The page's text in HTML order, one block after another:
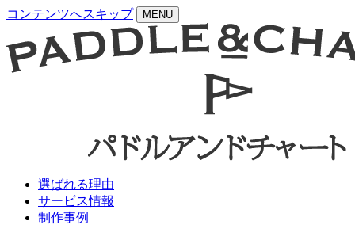
コンテンツへスキップ MENU
選ばれる理由
サービス情報
制作事例